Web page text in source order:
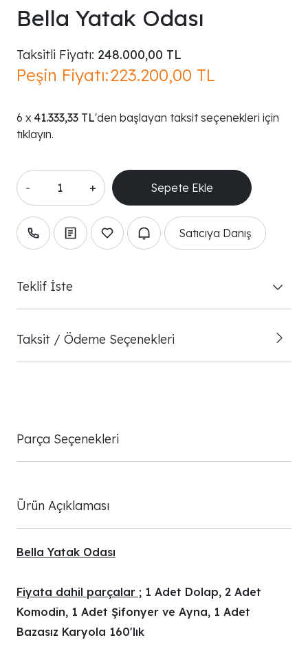
Bella Yatak Odası
Taksitli Fiyatı: 248.000,00 TL
Peşin Fiyatı:223.200,00 TL
41.333,33 TL'den başlayan taksit seçenekleri için
tıklayın.
- +
Satıcıya Danış
Teklif İste
Taksit / Ödeme Seçenekleri
Parça Seçenekleri
Ürün Açıklaması
Bella Yatak Odası
Fiyata dahil parçalar ; 1 Adet Dolap, 2 Adet
Komodin, 1 Adet Şifonyer ve Ayna, 1 Adet
Bazasız Karyola 160'lık